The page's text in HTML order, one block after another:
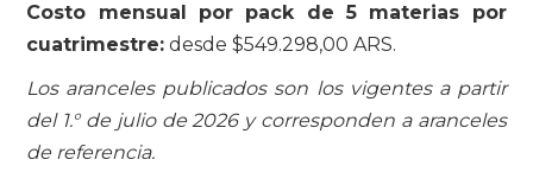
Costo mensual por pack de 5 materias por
cuatrimestre: desde $549.298,00 ARS.
Los aranceles publicados son los vigentes a partir
del 1.° de julio de 2026 y corresponden a aranceles
de referencia.